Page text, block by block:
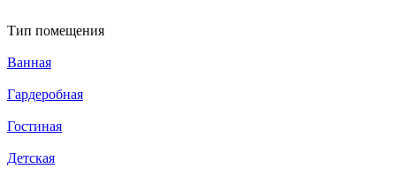
Тип помещения
Ванная
Гардеробная
Гостиная
Детская